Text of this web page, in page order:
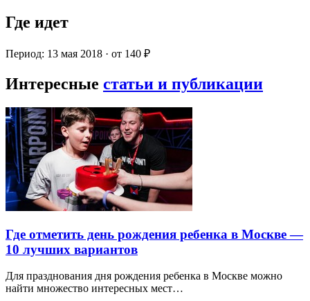
Где идет
Период: 13 мая 2018 · от 140 ₽
Интересные статьи и публикации
Где отметить день рождения ребенка в Москве —
10 лучших вариантов
Для празднования дня рождения ребенка в Москве можно
найти множество интересных мест…